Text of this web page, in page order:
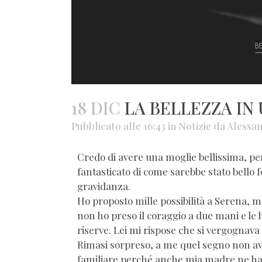
18 DIC LA BELLEZZA IN
Pubblicato alle 16:43 in Notizie da
Credo di avere una moglie bellissima,
fantasticato di come sarebbe stato
gravidanza.
Ho proposto mille possibilità a Serena,
non ho preso il coraggio a due mani e
riserve. Lei mi rispose che si
Rimasi sorpreso, a me quel segno non
familiare perché anche mia madre ne